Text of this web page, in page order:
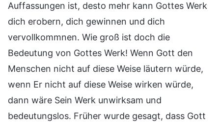
Auffassungen ist, desto mehr kann Gottes Werk
dich erobern, dich gewinnen und dich
vervollkommnen. Wie groß ist doch die
Bedeutung von Gottes Werk! Wenn Gott den
Menschen nicht auf diese Weise läutern würde,
wenn Er nicht auf diese Weise wirken würde,
dann wäre Sein Werk unwirksam und
bedeutungslos. Früher wurde gesagt, dass Gott